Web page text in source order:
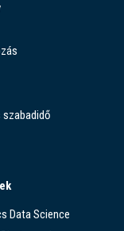
Data Science